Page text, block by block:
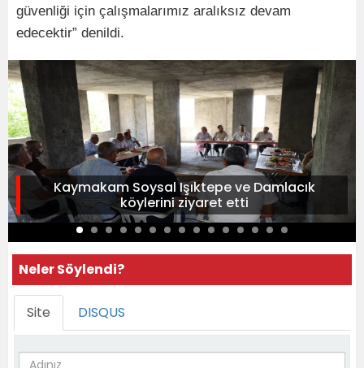
güvenliği için çalışmalarımız aralıksız devam
edecektir” denildi.
Kaymakam Soysal Işıktepe ve Damlacık
köylerini ziyaret etti
Neler Söylendi?
Site DISQUS